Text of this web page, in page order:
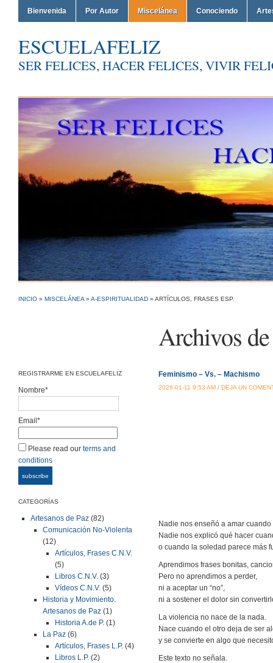
Bienvenida Por Autor Miscelánea Conociendo
ESCUELAFELIZ
SER FELICES, HACER FELICES, VIVIR
INICIO » MISCELÁNEA » A-ESPIRITUALIDAD » ARTÍCULOS, FRASES ESP.
Archivos
REGISTRARME EN ESCUELAFELIZ
Nombre*
Email*
Please read our terms and
conditions
CATEGORÍAS
Artesanos de Paz (82)
Comunicación No-Violenta
(12)
Artículos, Frases C.N.V.
(5)
Libros C.N.V. (3)
Vídeos C.N.V. (5)
Historia y Movimiento.
Artesanos de Paz (1)
Historia A.de P. (1)
La Paz (6)
Artículos, Frases L.P. (4)
Libros L.P. (2)
Feminismo – Vs. – Machismo
2026-01-11 9:53 AM / DEJA UN
Nadie nos enseñó a amar
Nadie nos explicó qué hacer
o cuando la soledad parece más
Aprendimos frases bonitas,
Pero no aprendimos a perder,
ni a aceptar un “no”,
ni a sostener el dolor sin
La violencia no nace de la nada.
Nace cuando el otro deja de ser
y se convierte en algo que
Este texto no señala.